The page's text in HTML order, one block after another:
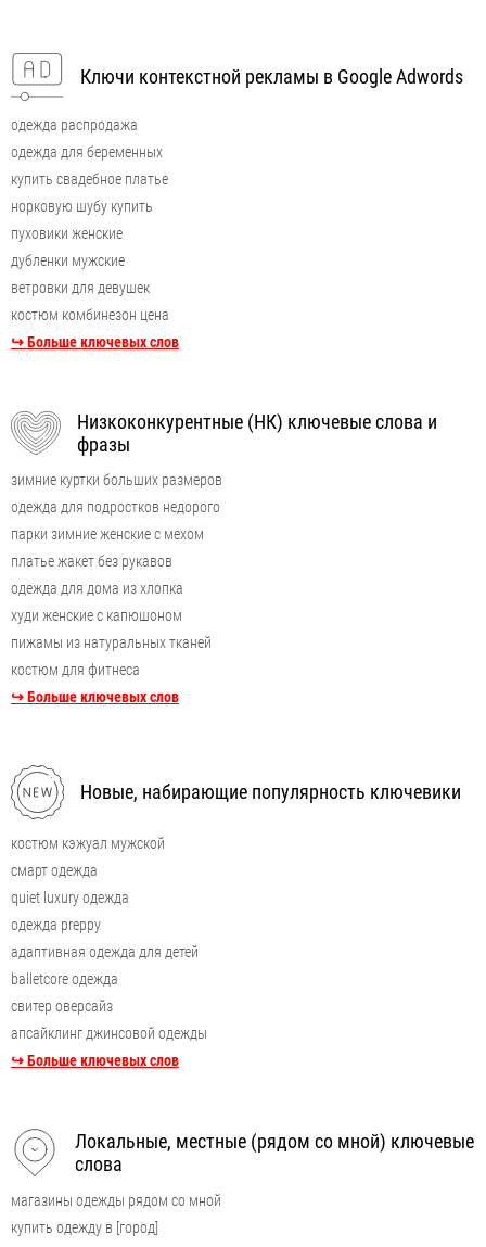
Ключи контекстной рекламы в Google Adwords
одежда распродажа
одежда для беременных
купить свадебное платье
норковую шубу купить
пуховики женские
дубленки мужские
ветровки для девушек
костюм комбинезон цена
↪ Больше ключевых слов
Низкоконкурентные (НК) ключевые слова и
фразы
зимние куртки больших размеров
одежда для подростков недорого
парки зимние женские с мехом
платье жакет без рукавов
одежда для дома из хлопка
худи женские с капюшоном
пижамы из натуральных тканей
костюм для фитнеса
↪ Больше ключевых слов
Новые, набирающие популярность ключевики
костюм кэжуал мужской
смарт одежда
quiet luxury одежда
одежда preppy
адаптивная одежда для детей
balletcore одежда
свитер оверсайз
апсайклинг джинсовой одежды
↪ Больше ключевых слов
Локальные, местные (рядом со мной) ключевые
слова
магазины одежды рядом со мной
купить одежду в [город]